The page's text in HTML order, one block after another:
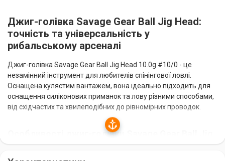
Джиг-голівка Savage Gear Ball Jig Head:
точність та універсальність у
рибальському арсеналі
Джиг-голівка Savage Gear Ball Jig Head 10.0g #10/0 - це
незамінний інструмент для любителів спінінгової ловлі.
Оснащена кулястим вантажем, вона ідеально підходить для
оснащення силіконових приманок та лову різними способами,
від східчастих та хвилеподібних до рівномірних проводок.
Особливості джиг-голівки Savage Gear Ball Jig
Head: